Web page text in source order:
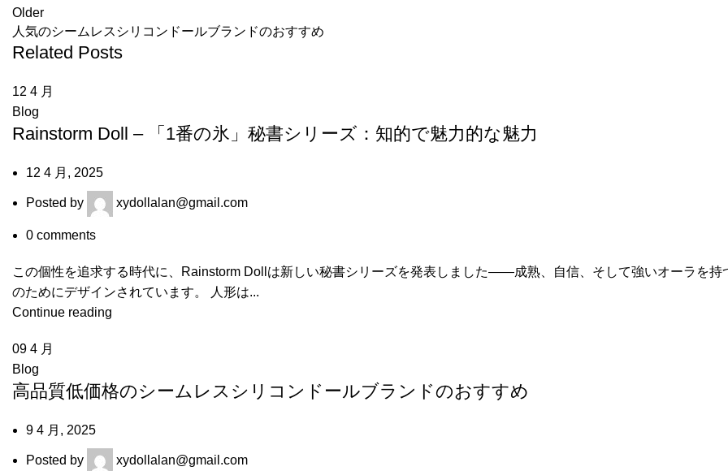
Older
人気のシームレスシリコンドールブランドのおすすめ
Related Posts
12 4 月
Blog
Rainstorm Doll – 「1番の氷」秘書シリーズ：知的で魅力的な魅力
12 4 月, 2025
Posted by xydollalan@gmail.com
0 comments
この個性を追求する時代に、Rainstorm Dollは新しい秘書シリーズを発表しました——成熟、自信、そして強いオーラを持
のためにデザインされています。 人形は...
Continue reading
09 4 月
Blog
高品質低価格のシームレスシリコンドールブランドのおすすめ
9 4 月, 2025
Posted by xydollalan@gmail.com